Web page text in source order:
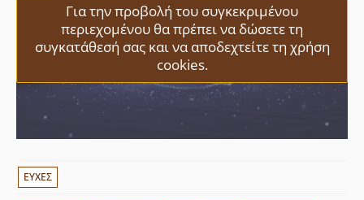
Για την προβολή του συγκεκριμένου
περιεχομένου θα πρέπει να δώσετε τη
συγκατάθεσή σας και να αποδεχτείτε τη χρήση
cookies.
ΕΤΙΚΈΤΕΣ
ΕΥΧΕΣ